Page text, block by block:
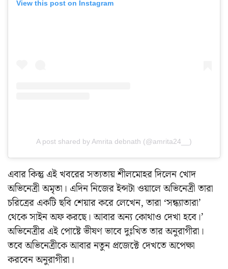
View this post on Instagram
A post shared by Amrita debnath (@amrita24__)
এবার কিন্তু এই খবরের সত্যতায় শীলমোহর দিলেন খোদ
অভিনেত্রী অমৃতা। এদিন নিজের ইন্সটা ওয়ালে অভিনেত্রী তারা
চরিত্রের একটি ছবি শেয়ার করে লেখেন, তারা ‘সন্ধ্যাতারা’
থেকে সাইন অফ করছে। আবার অন্য কোথাও দেখা হবে।’
অভিনেত্রীর এই পোষ্টে ভীষণ ভাবে দুঃখিত তার অনুরাগীরা।
তবে অভিনেত্রীকে আবার নতুন প্রজেক্টে দেখতে অপেক্ষা
করবেন অনুরাগীরা।